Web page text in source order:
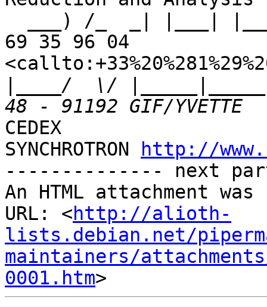
69 35 96 04
____/  \/
CEDEX
SYNCHROTRON
http://
-------------- next
An HTML attachment
URL: <http://alioth-
lists.debian.net/
maintainers/
0001.htm